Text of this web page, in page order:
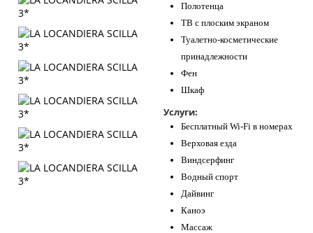
Полотенца
ТВ с плоским экраном
Туалетно-косметические
принадлежности
Фен
Шкаф
Услуги:
Бесплатный Wi-Fi в номерах
Верховая езда
Виндсерфинг
Водный спорт
Дайвинг
Каноэ
Массаж